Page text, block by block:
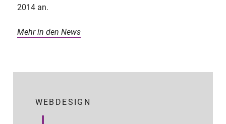
2014 an.
Mehr in den News
WEBDESIGN